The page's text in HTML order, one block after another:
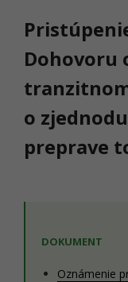
Dohovoru
o
preprave
DOKUMENT
Oznámenie